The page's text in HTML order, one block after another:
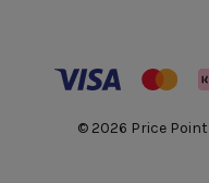
© 2026 Price